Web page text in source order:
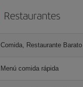
Restaurantes
Comida, Restaurante Barato
Menú comida rápida